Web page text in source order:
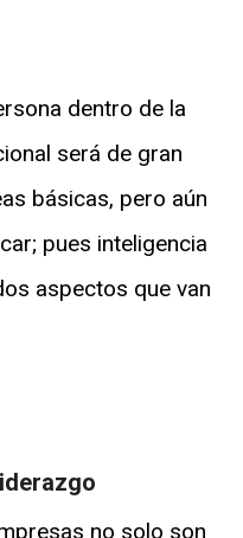
dentro de la
será de gran
básicas, pero aún
pues inteligencia
aspectos que van
no solo son